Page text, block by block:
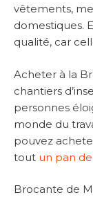
vêtements,
domestiques.
qualité, car
Acheter à la
chantiers
personnes
monde du
pouvez
tout un pan
Brocante de